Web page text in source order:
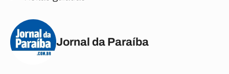
Jornal da Paraíba